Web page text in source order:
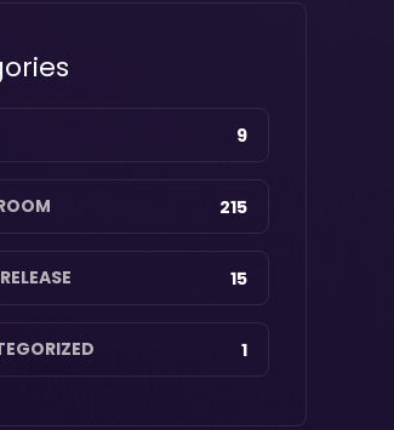
9
215
15
1